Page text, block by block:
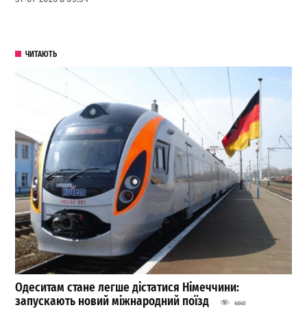
ЧИТАЮТЬ
Одеситам стане легше дістатися Німеччини:
запускають новий міжнародний поїзд
4640